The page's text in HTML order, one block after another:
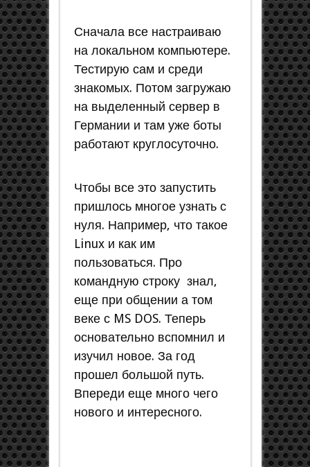
Сначала все настраиваю
на локальном компьютере.
Тестирую сам и среди
знакомых. Потом загружаю
на выделенный сервер в
Германии и там уже боты
работают круглосуточно.
Чтобы все это запустить
пришлось многое узнать с
нуля. Например, что такое
Linux и как им
пользоваться. Про
командную строку знал,
еще при общении а том
веке с MS DOS. Теперь
основательно вспомнил и
изучил новое. За год
прошел большой путь.
Впереди еще много чего
нового и интересного.